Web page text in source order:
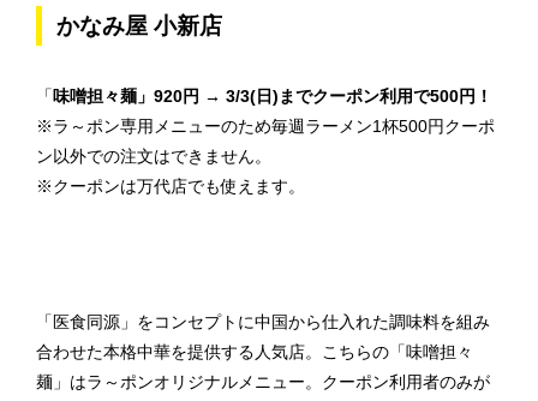
かなみ屋 小新店
「 味噌担々麺」920円 → 3/3(日)までクーポン利用で500円！
※ラ～ポン専用メニューのため毎週ラーメン1杯500円クーポ
ン以外での注文はできません。
※クーポンは万代店でも使えます。
「医食同源」をコンセプトに中国から仕入れた調味料を組み
合わせた本格中華を提供する人気店。こちらの「味噌担々
麺」はラ～ポンオリジナルメニュー。クーポン利用者のみが